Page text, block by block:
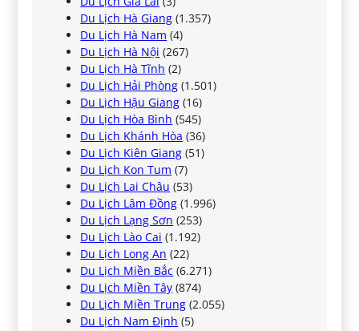
Du Lịch Hà Giang (1.357)
Du Lịch Hà Nam (4)
Du Lịch Hà Nội (267)
Du Lịch Hà Tĩnh (2)
Du Lịch Hải Phòng (1.501)
Du Lịch Hậu Giang (16)
Du Lịch Hòa Bình (545)
Du Lịch Khánh Hòa (36)
Du Lịch Kiên Giang (51)
Du Lịch Kon Tum (7)
Du Lịch Lai Châu (53)
Du Lịch Lâm Đồng (1.996)
Du Lịch Lạng Sơn (253)
Du Lịch Lào Cai (1.192)
Du Lịch Long An (22)
Du Lịch Miền Bắc (6.271)
Du Lịch Miền Tây (874)
Du Lịch Miền Trung (2.055)
Du Lịch Nam Định (5)